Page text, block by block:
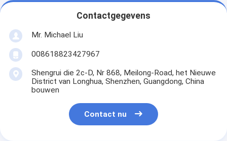
Contactgegevens
Mr. Michael Liu
008618823427967
Shengrui die 2c-D, Nr 868, Meilong-Road, het Nieuwe
District van Longhua, Shenzhen, Guangdong, China
bouwen
Contact nu